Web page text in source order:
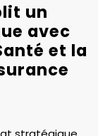
un
avec
et la